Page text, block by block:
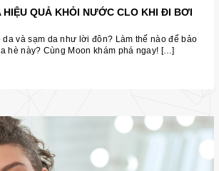
HIỆU QUẢ KHỎI NƯỚC CLO KHI ĐI BƠI
da và sạm da như lời đôn? Làm thế nào để bảo
hè này? Cùng Moon khám phá ngay! […]